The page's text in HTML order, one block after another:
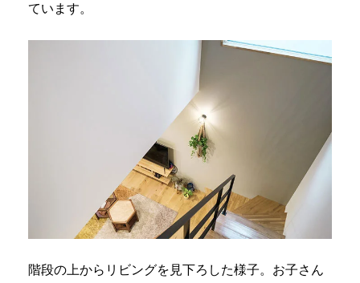
ています。
階段の上からリビングを見下ろした様子。お子さん